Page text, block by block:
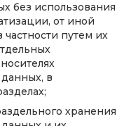
без использования
от иной
путем их
в
хранения